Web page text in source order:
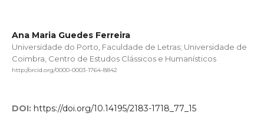
Ana Maria Guedes Ferreira
Universidade do Porto, Faculdade de Letras; Universidade de
Coimbra, Centro de Estudos Clássicos e Humanísticos
http://orcid.org/0000-0003-1764-8842
DOI: https://doi.org/10.14195/2183-1718_77_15